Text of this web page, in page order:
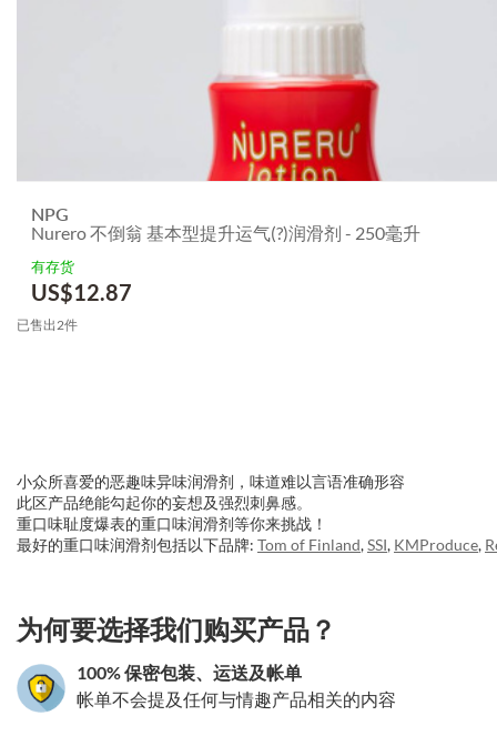
NPG
Nurero 不倒翁 基本型提升运气(?)润滑剂 - 250毫升
有存货
US$12.87
已售出2件
小众所喜爱的恶趣味异味润滑剂，味道难以言语准确形容
此区产品绝能勾起你的妄想及强烈刺鼻感。
重口味耻度爆表的重口味润滑剂等你来挑战！
最好的重口味润滑剂包括以下品牌: Tom of Finland,SSI, KMProduce,
为何要选择我们购买产品？
100% 保密包装、运送及帐单
帐单不会提及任何与情趣产品相关的内容